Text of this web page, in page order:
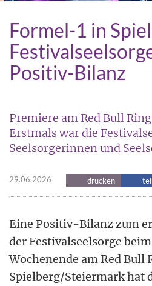
Formel-1 in
Positiv-Bilanz
Premiere am Red Bull
Erstmals war die
Seelsorgerinnen und
29.06.2026 drucken
Eine Positiv-Bilanz zum
der Festivalseelsorge
Wochenende am Red Bull
Spielberg/Steiermark hat